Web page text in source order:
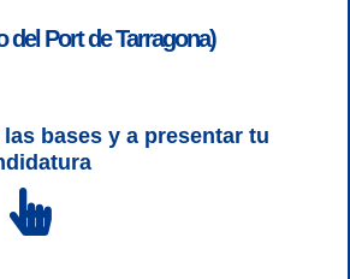
Port de Tarragona)
bases y a presentar tu